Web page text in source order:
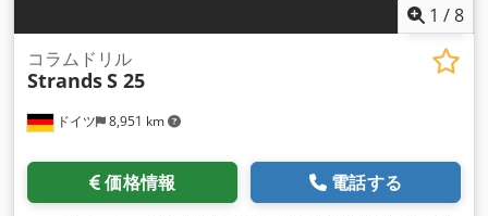
1 /8
ドイツ 8,951 km
コラムドリル
StrandsS 25
価格情報 電話する